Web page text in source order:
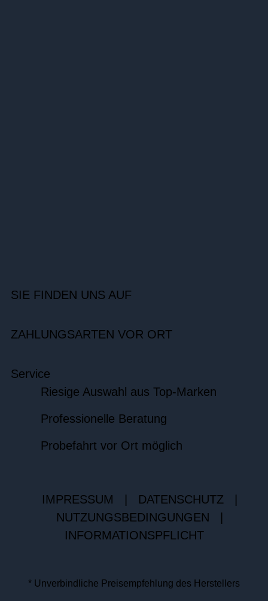
SIE FINDEN UNS AUF
ZAHLUNGSARTEN VOR ORT
Service
Riesige Auswahl aus Top-Marken
Professionelle Beratung
Probefahrt vor Ort möglich
IMPRESSUM DATENSCHUTZ
NUTZUNGSBEDINGUNGEN
INFORMATIONSPFLICHT
* Unverbindliche Preisempfehlung des Herstellers